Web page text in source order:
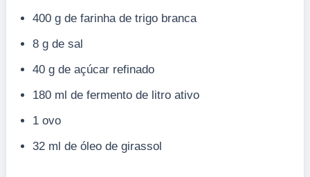
400 g de farinha de trigo branca
8 g de sal
40 g de açúcar refinado
180 ml de fermento de litro ativo
1 ovo
32 ml de óleo de girassol